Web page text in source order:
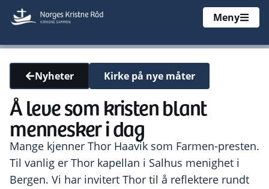
Meny
Nyheter Kirke på nye måter
Å leve som kristen blant
mennesker i dag
Mange kjenner Thor Haavik som Farmen-presten.
Til vanlig er Thor kapellan i Salhus menighet i
Bergen. Vi har invitert Thor til å reflektere rundt